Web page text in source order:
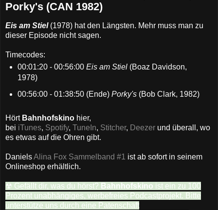
Porky's (CAN 1982)
Eis am Stiel(1978) hat den Längsten. Mehr muss man zu
dieser Episode nicht sagen.
Timecodes:
00:01:20 - 00:56:00 Eis am Stiel(Boaz Davidson,
1978)
00:56:00 - 01:38:50 (Ende) Porky's(Bob Clark, 1982)
Hört Bahnhofskino hier,
bei iTunes, Spotify, TuneIn, Stitcher, Deezer und überall, wo
es etwas auf die Ohren gibt.
DanielsAlina Fox Sammelband #1 ist ab sofort in seinem
Onlineshop erhältlich.
☢ Gefällt dir, was du hörst? Bahnhofskino ist ein zu 100
Prozent unabhängiges, werbefreies Podcastprojekt. Bitte
unterstütze uns durch eine Patenschaft